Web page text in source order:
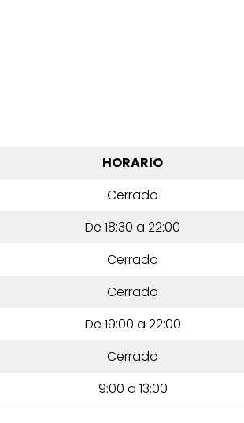
HORARIO
Cerrado
De 18:30 a 22:00
Cerrado
Cerrado
De 19:00 a 22:00
Cerrado
9:00 a 13:00